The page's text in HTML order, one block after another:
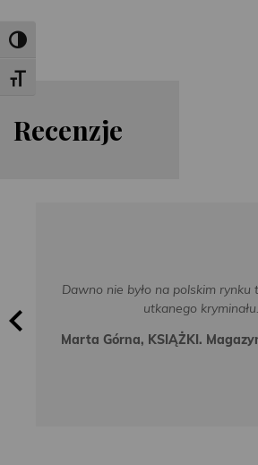
Toggle High Contrast
Toggle Font size
Recenzje
Dawno nie było na polskim
utkanego kryminału.
Marta Górna, KSIĄŻKI.